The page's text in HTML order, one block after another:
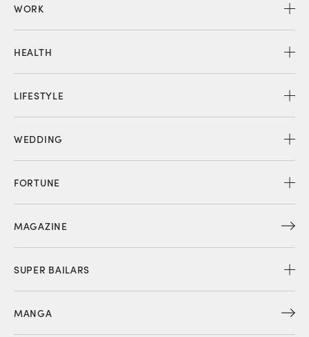
WORK
HEALTH
LIFESTYLE
WEDDING
FORTUNE
MAGAZINE
SUPER BAILARS
MANGA